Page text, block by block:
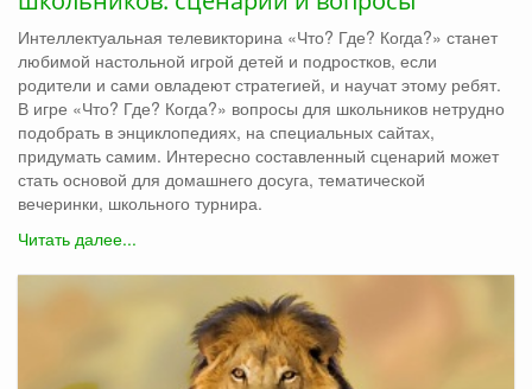
Интеллектуальная телевикторина «Что? Где? Когда?» станет
любимой настольной игрой детей и подростков, если
родители и сами овладеют стратегией, и научат этому ребят.
В игре «Что? Где? Когда?» вопросы для школьников нетрудно
подобрать в энциклопедиях, на специальных сайтах,
придумать самим. Интересно составленный сценарий может
стать основой для домашнего досуга, тематической
вечеринки, школьного турнира.
Читать далее...